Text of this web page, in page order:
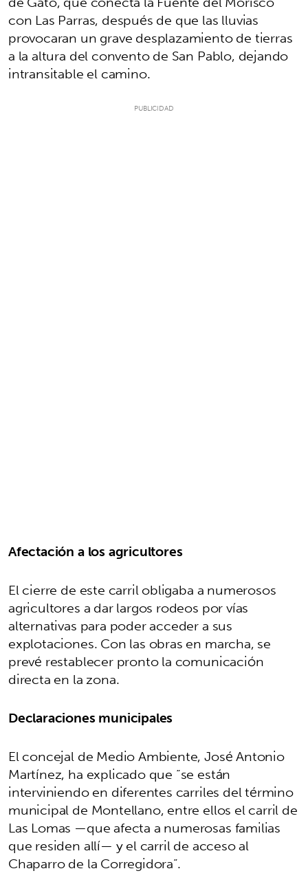
con Las Parras, después de que las lluvias
provocaran un grave desplazamiento de tierras
a la altura del convento de San Pablo, dejando
intransitable el camino.
Afectación a los agricultores
El cierre de este carril obligaba a numerosos
agricultores a dar largos rodeos por vías
alternativas para poder acceder a sus
explotaciones. Con las obras en marcha, se
prevé restablecer pronto la comunicación
directa en la zona.
Declaraciones municipales
El concejal de Medio Ambiente, José Antonio
Martínez, ha explicado que “se están
interviniendo en diferentes carriles del término
municipal de Montellano, entre ellos el carril de
Las Lomas —que afecta a numerosas familias
que residen allí— y el carril de acceso al
Chaparro de la Corregidora”.